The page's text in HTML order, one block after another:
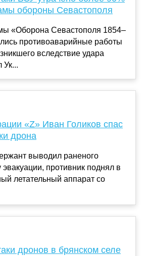
обороны Севастополя
«Оборона Севастополя 1854–
противоаварийные работы
вследствие удара
Ук...
«Z» Иван Голиков спас
дрона
выводил раненого
противник поднял в
летательный аппарат со
дронов в брянском селе